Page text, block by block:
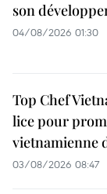
son
04/08/2026 01:30
Top Chef
lice pour
vietnamienne
03/08/2026 08:47